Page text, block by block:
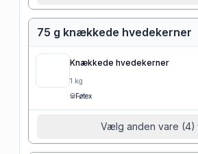
75 g knækkede hvedekerner
Knækkede hvedekerner
1 kg
Føtex
Vælg anden vare (4)